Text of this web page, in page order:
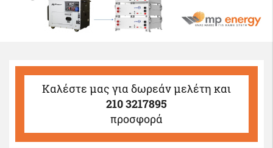
Καλέστε μας
210 3217895
για δωρεάν μελέτη και
προσφορά